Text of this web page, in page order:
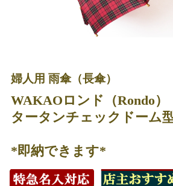
婦人用 雨傘（長傘）
WAKAOロンド（Rondo）
タータンチェックドーム
*即納できます*